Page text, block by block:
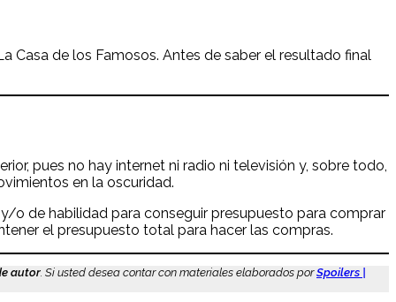
Casa de los Famosos. Antes de saber el resultado final
pues no hay internet ni radio ni televisión y, sobre todo,
en la oscuridad.
o de habilidad para conseguir presupuesto para comprar
el presupuesto total para hacer las compras.
autor. Si usted desea contar con materiales elaborados porSpoilers |